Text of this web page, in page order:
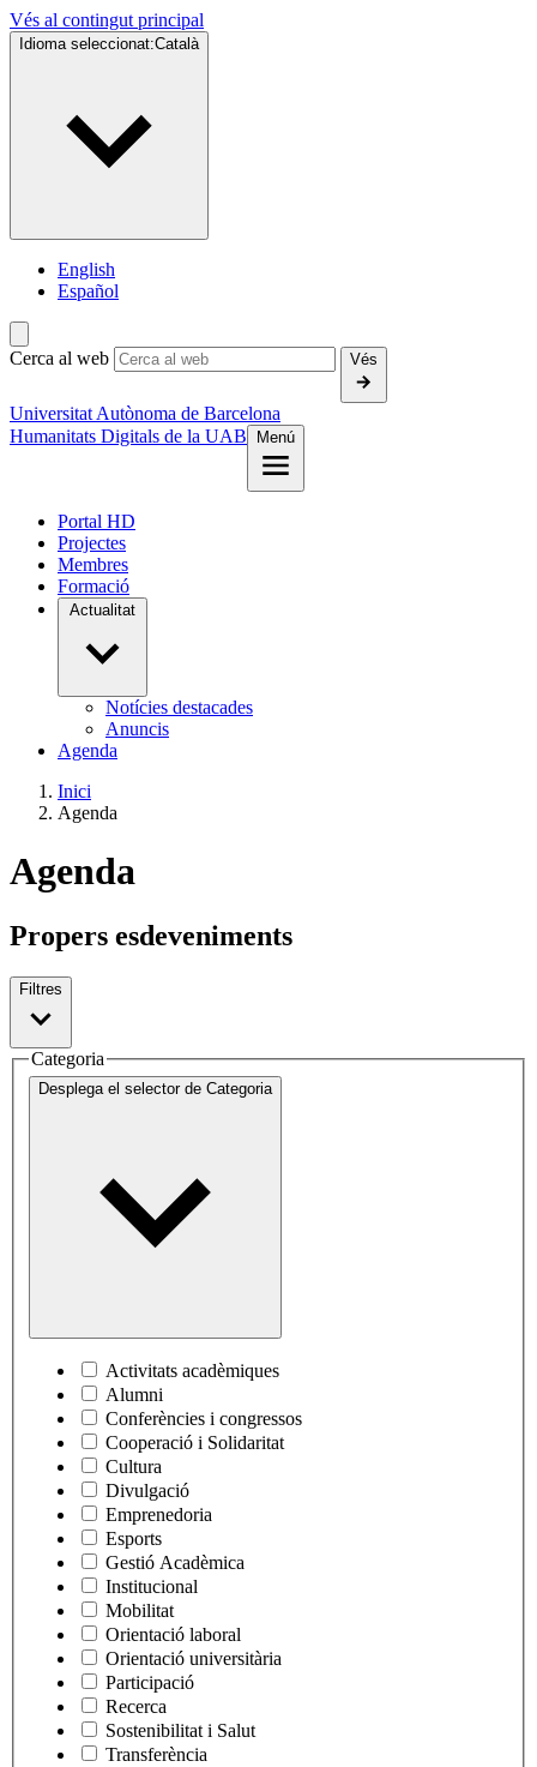
Vés al contingut principal
Idioma seleccionat:Català
English
Español
Cerca al web Vés
Universitat Autònoma de Barcelona
Humanitats Digitals de la UAB
Menú
Portal HD
Projectes
Membres
Formació
Actualitat
Notícies destacades
Anuncis
Agenda
Inici
Agenda
Agenda
Propers esdeveniments
Filtres
Categoria
Desplega el selector de Categoria
Activitats acadèmiques
Alumni
Conferències i congressos
Cooperació i Solidaritat
Cultura
Divulgació
Emprenedoria
Esports
Gestió Acadèmica
Institucional
Mobilitat
Orientació laboral
Orientació universitària
Participació
Recerca
Sostenibilitat i Salut
Transferència